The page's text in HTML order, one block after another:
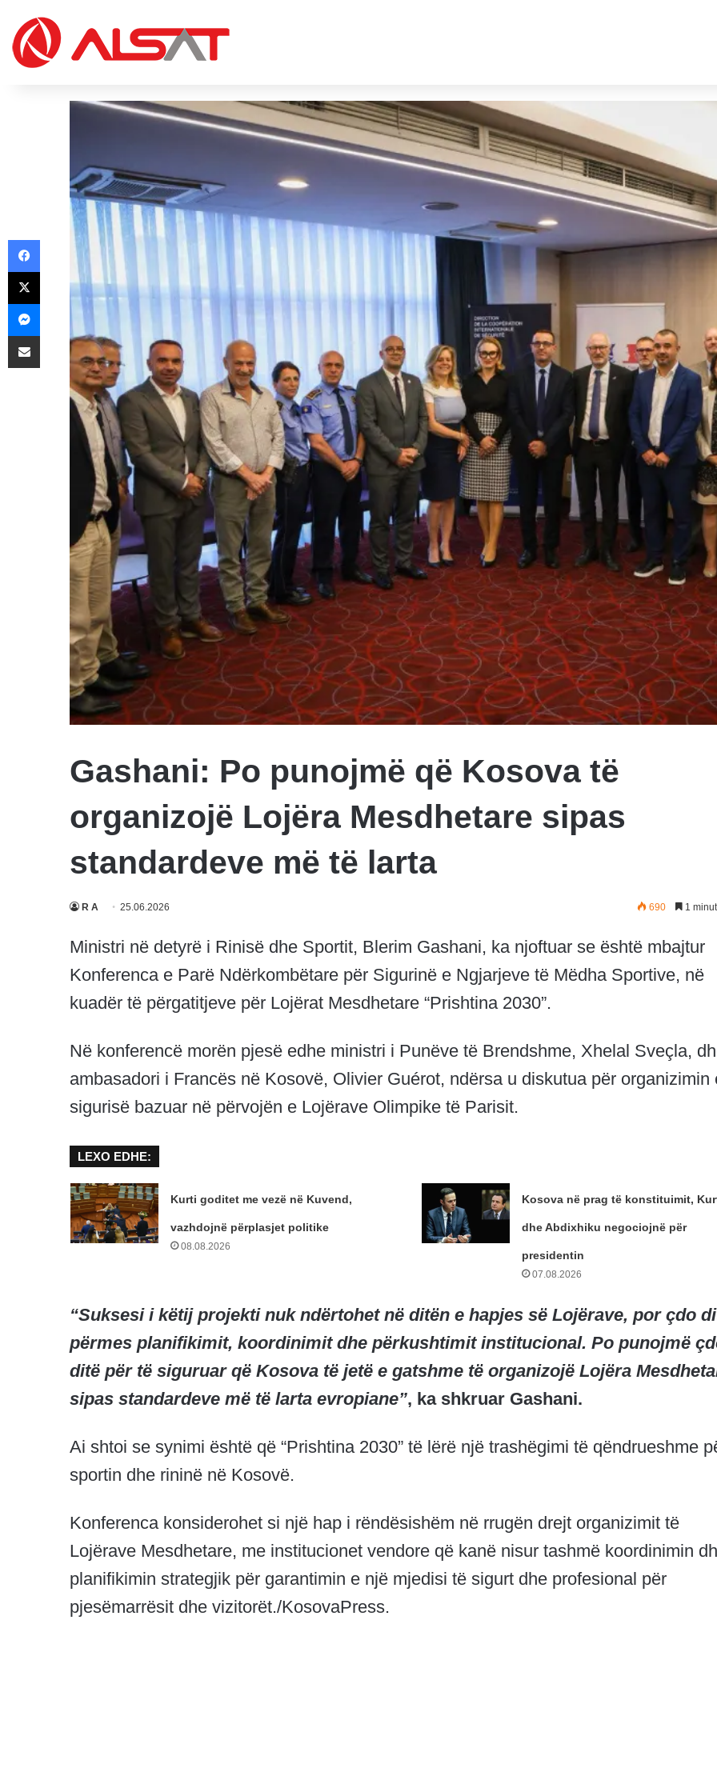
Gashani: Po punojmë që Kosova të
organizojë Lojëra Mesdhetare sipas
standardeve më të larta
R A 25.06.2026 690 1
Ministri në detyrë i Rinisë dhe Sportit, Blerim Gashani, ka njoftuar se është mbajtur
Konferenca e Parë Ndërkombëtare për Sigurinë e Ngjarjeve të Mëdha Sportive, në
kuadër të përgatitjeve për Lojërat Mesdhetare “Prishtina 2030”.
Në konferencë morën pjesë edhe ministri i Punëve të Brendshme, Xhelal Sveçla,
ambasadori i Francës në Kosovë, Olivier Guérot, ndërsa u diskutua për organizimin
sigurisë bazuar në përvojën e Lojërave Olimpike të Parisit.
LEXO EDHE:
Kurti goditet me vezë në Kuvend,
vazhdojnë përplasjet politike
08.08.2026
Kosova në prag të konstituimit,
dhe Abdixhiku negociojnë për
presidentin
07.08.2026
“Suksesi i këtij projekti nuk ndërtohet në ditën e hapjes së Lojërave, por çdo
përmes planifikimit, koordinimit dhe përkushtimit institucional. Po punojmë
ditë për të siguruar që Kosova të jetë e gatshme të organizojë Lojëra
sipas standardeve më të larta evropiane”, ka shkruar Gashani.
Ai shtoi se synimi është që “Prishtina 2030” të lërë një trashëgimi të qëndrueshme
sportin dhe rininë në Kosovë.
Konferenca konsiderohet si një hap i rëndësishëm në rrugën drejt organizimit të
Lojërave Mesdhetare, me institucionet vendore që kanë nisur tashmë koordinimin
planifikimin strategjik për garantimin e një mjedisi të sigurt dhe profesional për
pjesëmarrësit dhe vizitorët./KosovaPress.
Facebook
X
Messenger
Share via Email